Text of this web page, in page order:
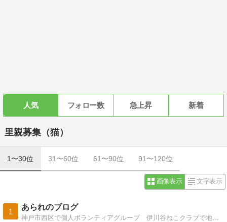
人気 フォロー数 急上昇 新着
里親募集（猫）
1〜30位 31〜60位 61〜90位 91〜120位
画像表示 文字表示
1
あられのブログ
神戸市西区で個人ボランティアグループ 伊川谷ねこクラブで地域猫活動をしています神戸市の地域猫団体としても登録をしてＴＮＲをしながら保護猫活動をしています